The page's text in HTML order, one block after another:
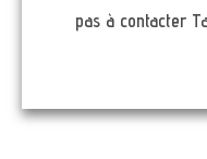
pas à contacter